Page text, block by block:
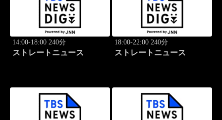
14:00-18:00 240分
ストレートニュース
18:00-22:00 240分
ストレートニュース